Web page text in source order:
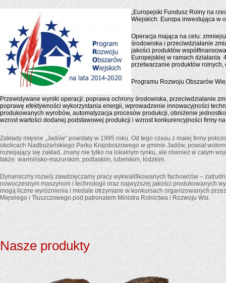
„Europejski Fundusz Rolny na
Wiejskich: Europa inwestująca w
Operacja mająca na celu:
środowiska i przeciwdziałanie
jakości produktów
Europejskiej w ramach działania
przetwarzanie produktów rolnych,
Programu Rozwoju Obszarów
Przewidywane wyniki operacji: poprawa ochrony środowiska, przeciwdziałanie
poprawę efektywności wykorzystania energii, wprowadzenie innowacyjności
produkowanych wyrobów, automatyzacja procesów produkcji, obniżenie
wzrost wartości dodanej podstawowej produkcji i wzrost konkurencyjności firmy
Zakłady mięsne „Jadów” powstały w 1995 roku. Od tego czasu z małej firmy
okolicach Nadbużańskiego Parku Krajobrazowego w gminie Jadów, powiat
rozwijający się zakład, znany nie tylko na lokalnym rynku, ale również w całym
także: warmińsko-mazurskim, podlaskim, lubelskim, łódzkim.
Dynamiczny rozwój zawdzięczamy pracy wykwalifikowanych fachowców –
nowoczesnym maszynom i technologii oraz najwyższej jakości produkowanych
mogą liczne wyróżnienia i medale otrzymane w konkursach organizowanych przez
Mięsnego i Tłuszczowego pod patronatem Ministra Rolnictwa i Rozwoju Wsi.
Nasze produkty